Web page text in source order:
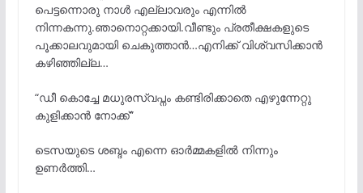
പെട്ടന്നൊരു നാൾ എല്ലാവരും എന്നിൽ
നിന്നകന്നു.ഞാനൊറ്റക്കായി.വീണ്ടും പ്രതീക്ഷകളുടെ
പൂക്കാലവുമായി ചെകുത്താൻ…എനിക്ക് വിശ്വസിക്കാൻ
കഴിഞ്ഞില്ല…
“ഡീ കൊച്ചേ മധുരസ്വപ്നം കണ്ടിരിക്കാതെ എഴുന്നേറ്റു
കുളിക്കാൻ നോക്ക്”
ടെസയുടെ ശബ്ദം എന്നെ ഓർമ്മകളിൽ നിന്നും
ഉണർത്തി…